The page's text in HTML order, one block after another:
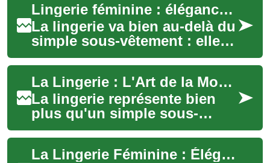
Lingerie féminine : élégance, confort et confiance
La lingerie va bien au-delà du
simple sous-vêtement : elle
incarne féminité, assurance et
bien-être quotidien. Découv...
La Lingerie : L'Art de la Mode Intime Féminine
La lingerie représente bien
plus qu'un simple sous-
vêtement dans l'univers de la
mode féminine. Elle incarne
l'allian...
La Lingerie Féminine : Élégance, Confort et Style